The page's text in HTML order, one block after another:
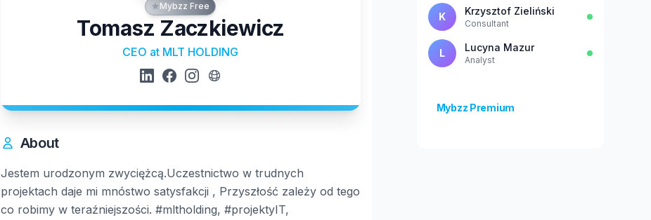
Mybzz Free
Tomasz Zaczkiewicz
CEO at MLT HOLDING
About
Jestem urodzonym zwyciężcą.Uczestnictwo w trudnych
projektach daje mi mnóstwo satysfakcji , Przyszłość zależy od tego
co robimy w teraźniejszości. #mltholding, #projektyIT,
K Krzysztof Zieliński
Consultant
L Lucyna Mazur
Analyst
Mybzz Premium